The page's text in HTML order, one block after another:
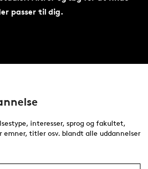
passer til dig.
interesser, sprog og fakultet,
emner, titler osv. blandt alle uddannelser